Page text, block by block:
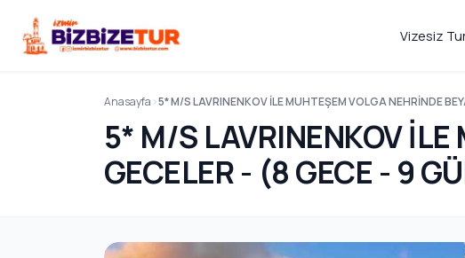
Vizesiz
Anasayfa 5* M/S LAVRINENKOV İLE MUHTEŞEM VOLGA NEHRİNDE
5* M/S LAVRINENKOV İLE
GECELER - (8 GECE - 9